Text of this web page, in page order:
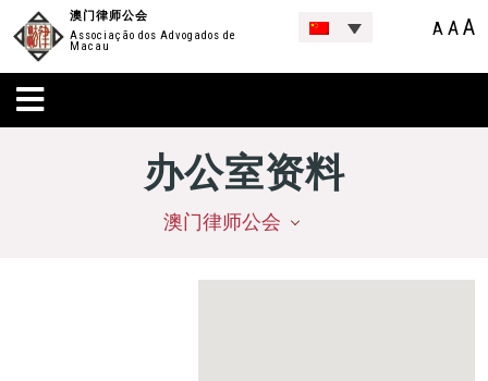
澳门律师公会
Associação dos Advogados de
Macau
A AA
办公室资料
澳门律师公会